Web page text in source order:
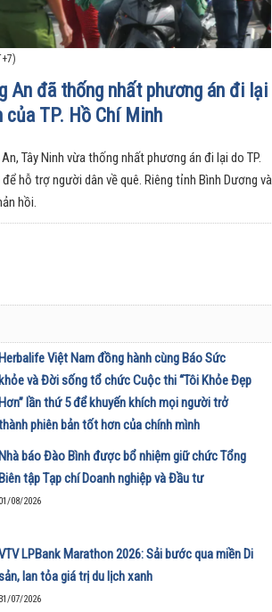
An đã thống nhất phương án đi lại
của TP. Hồ Chí Minh
Tây Ninh vừa thống nhất phương án đi lại do TP.
hỗ trợ người dân về quê. Riêng tỉnh Bình Dương và
hồi.
Herbalife Việt Nam đồng hành cùng Báo Sức
khỏe và Đời sống tổ chức Cuộc thi “Tôi Khỏe Đẹp
Hơn” lần thứ 5 để khuyến khích mọi người trở
phiên bản tốt hơn của chính mình
08/2026
Nhà báo Đào Bình được bổ nhiệm giữ chức Tổng
Biên tập Tạp chí Doanh nghiệp và Đầu tư
01/08/2026
LPBank Marathon 2026: Sải bước qua miền Di
lan tỏa giá trị du lịch xanh
31/07/2026